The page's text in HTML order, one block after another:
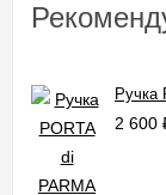
Ручка
2 600